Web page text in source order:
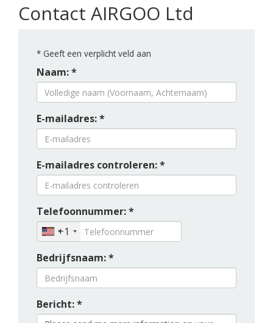
Contact AIRGOO Ltd
* Geeft een verplicht veld aan
Naam: *
E-mailadres: *
E-mailadres controleren: *
Telefoonnummer: *
+1
Bedrijfsnaam: *
Bericht: *